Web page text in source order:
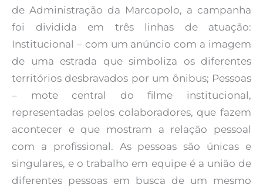
de Administração da Marcopolo, a campanha
foi dividida em três linhas de atuação:
Institucional – com um anúncio com a imagem
de uma estrada que simboliza os diferentes
territórios desbravados por um ônibus; Pessoas
– mote central do filme institucional,
representadas pelos colaboradores, que fazem
acontecer e que mostram a relação pessoal
com a profissional. As pessoas são únicas e
singulares, e o trabalho em equipe é a união de
diferentes pessoas em busca de um mesmo